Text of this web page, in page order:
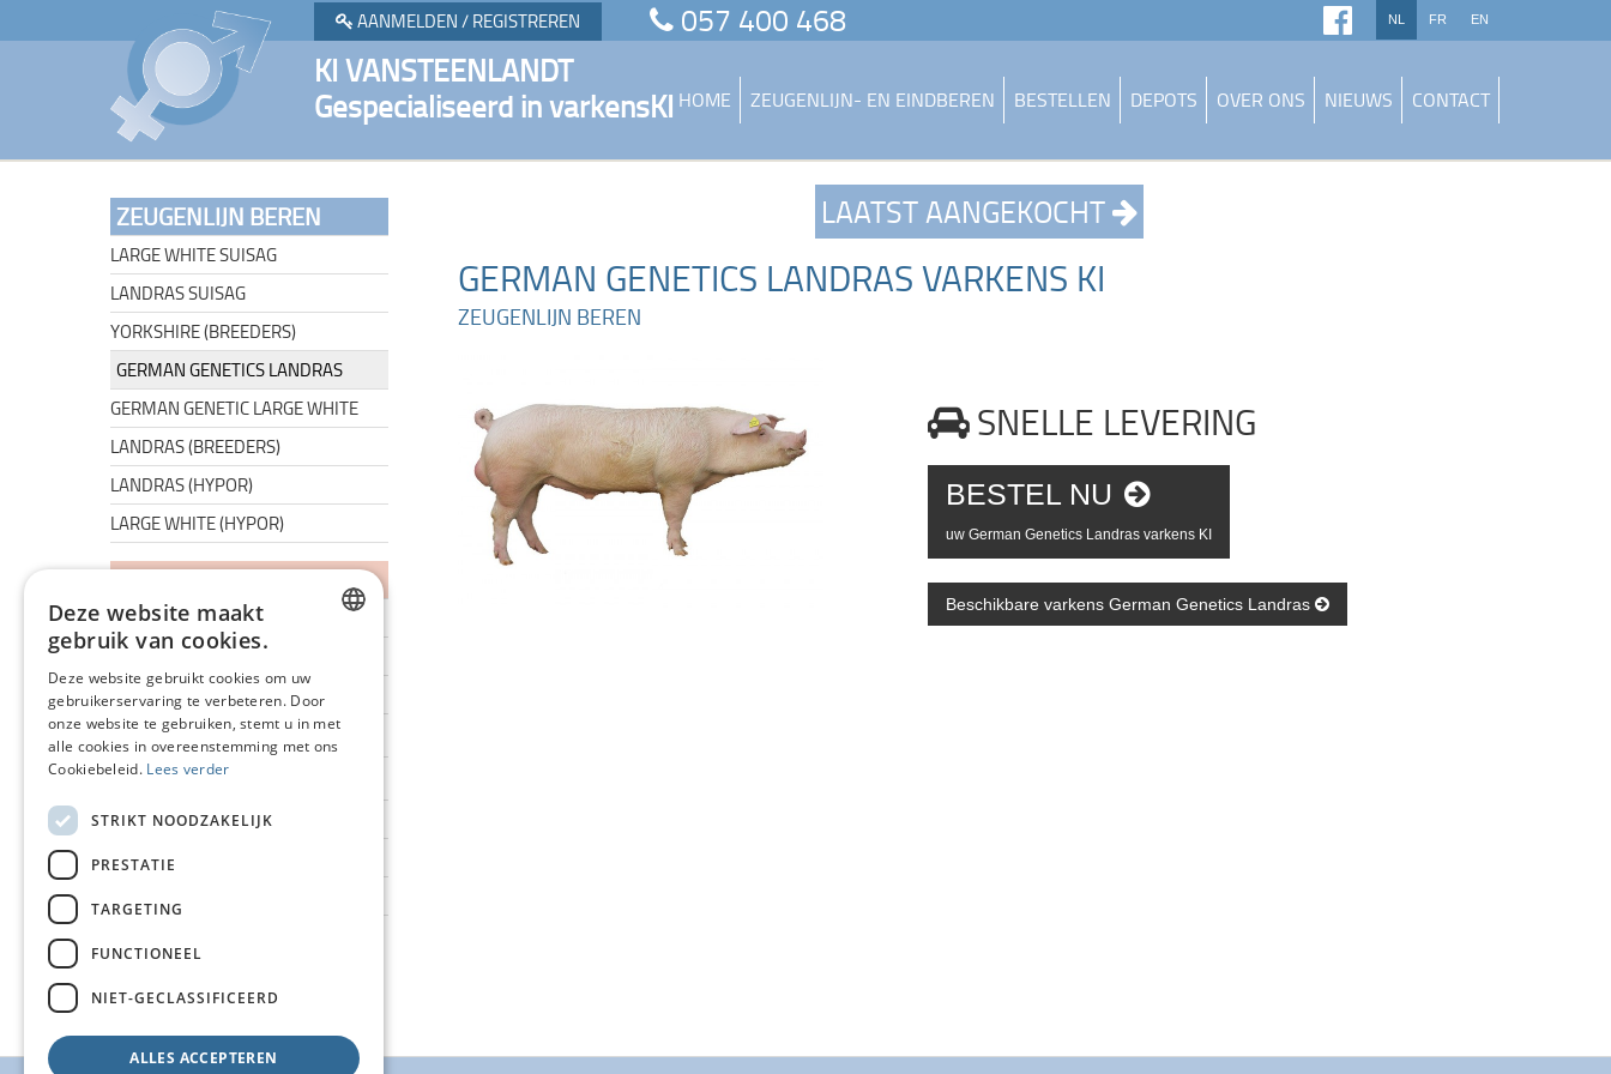
NL FR EN
AANMELDEN / REGISTREREN
057 400 468
KI VANSTEENLANDT
Gespecialiseerd in varkensKI HOME ZEUGENLIJN- EN EINDBEREN BESTELLEN DEPOTS OVER ONS NIEUWS CONTACT
ZEUGENLIJN BEREN
LARGE WHITE SUISAG
LANDRAS SUISAG
YORKSHIRE (BREEDERS)
GERMAN GENETICS LANDRAS
GERMAN GENETIC LARGE WHITE
LANDRAS (BREEDERS)
LANDRAS (HYPOR)
LARGE WHITE (HYPOR)
EINDBEREN
MAXTER (HYPOR)
PIETRAIN (AXIOM)
PIETRAIN
TURBO PIETRAIN ®
MAGNUM PIETRAIN
DUROC (BREEDERS)
GERMAN PIETRAIN (GENOMPLUS)
LAATST AANGEKOCHT
GERMAN GENETICS LANDRAS VARKENS KI
ZEUGENLIJN BEREN
SNELLE LEVERING
BESTEL NU
uw German Genetics Landras varkens KI
Beschikbare varkens German Genetics Landras
FRENCH
ENGLISH
Deze website maakt
gebruik van cookies.
Deze website gebruikt cookies om uw
gebruikerservaring te verbeteren. Door
onze website te gebruiken, stemt u in met
alle cookies in overeenstemming met ons
Cookiebeleid. Lees verder
STRIKT NOODZAKELIJK
PRESTATIE
TARGETING
FUNCTIONEEL
NIET-GECLASSIFICEERD
ALLES ACCEPTEREN